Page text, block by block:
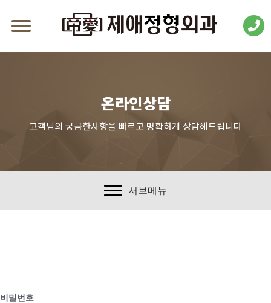
온라인상담
고객님의 궁금한사항을 빠르고 명확하게 상담해드립니다
서브메뉴
비밀번호